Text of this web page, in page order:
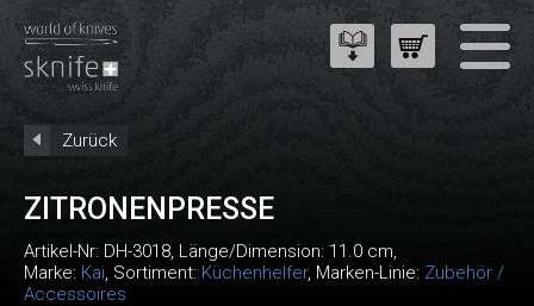
Zurück
ZITRONENPRESSE
Artikel-Nr: DH-3018, Länge/Dimension: 11.0 cm,
Marke: Kai, Sortiment: Küchenhelfer, Marken-Linie: Zubehör /
Accessoires